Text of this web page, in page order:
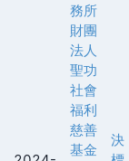
務所
財團
法人
聖功
社會
福利
慈善
基金
決